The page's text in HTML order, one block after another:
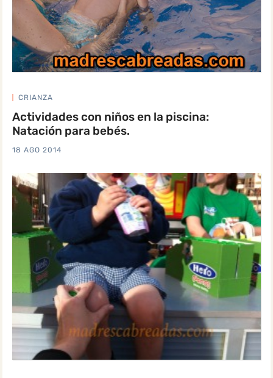
CRIANZA
Actividades con niños en la piscina:
Natación para bebés.
18 AGO 2014